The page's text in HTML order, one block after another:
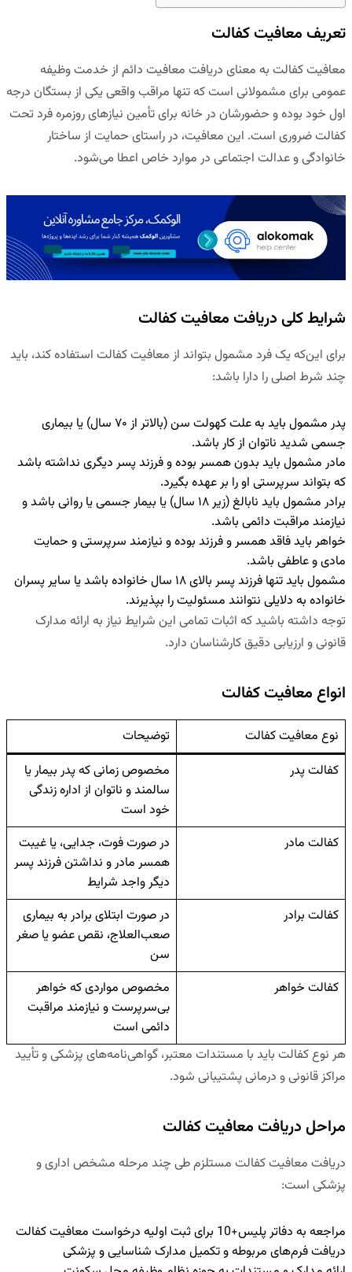
تعریف معافیت کفالت
معافیت کفالت به معنای دریافت معافیت دائم از خدمت وظیفه
عمومی برای مشمولانی است که تنها مراقب واقعی یکی از بستگان درجه
اول خود بوده و حضورشان در خانه برای تأمین نیازهای روزمره فرد تحت
کفالت ضروری است. این معافیت، در راستای حمایت از ساختار
خانوادگی و عدالت اجتماعی در موارد خاص اعطا می‌شود.
شرایط کلی دریافت معافیت کفالت
برای این‌که یک فرد مشمول بتواند از معافیت کفالت استفاده کند، باید
چند شرط اصلی را دارا باشد:
پدر مشمول باید به علت کهولت سن (بالاتر از ۷۰ سال) یا بیماری
جسمی شدید ناتوان از کار باشد.
مادر مشمول باید بدون همسر بوده و فرزند پسر دیگری نداشته باشد
که بتواند سرپرستی او را بر عهده بگیرد.
برادر مشمول باید نابالغ (زیر ۱۸ سال) یا بیمار جسمی یا روانی باشد و
نیازمند مراقبت دائمی باشد.
خواهر باید فاقد همسر و فرزند بوده و نیازمند سرپرستی و حمایت
مادی و عاطفی باشد.
مشمول باید تنها فرزند پسر بالای ۱۸ سال خانواده باشد یا سایر پسران
خانواده به دلایلی نتوانند مسئولیت را بپذیرند.
توجه داشته باشید که اثبات تمامی این شرایط نیاز به ارائه مدارک
قانونی و ارزیابی دقیق کارشناسان دارد.
انواع معافیت کفالت
نوع معافیت کفالت
توضیحات
کفالت پدر
مخصوص زمانی که پدر بیمار یا
سالمند و ناتوان از اداره زندگی
خود است
کفالت مادر
در صورت فوت، جدایی، یا غیبت
همسر مادر و نداشتن فرزند پسر
دیگر واجد شرایط
کفالت برادر
در صورت ابتلای برادر به بیماری
صعب‌العلاج، نقص عضو یا صغر
سن
کفالت خواهر
مخصوص مواردی که خواهر
بی‌سرپرست و نیازمند مراقبت
دائمی است
هر نوع کفالت باید با مستندات معتبر، گواهی‌نامه‌های پزشکی و تأیید
مراکز قانونی و درمانی پشتیبانی شود.
مراحل دریافت معافیت کفالت
دریافت معافیت کفالت مستلزم طی چند مرحله مشخص اداری و
پزشکی است:
مراجعه به دفاتر پلیس+10
برای ثبت اولیه درخواست معافیت کفالت
دریافت فرم‌های مربوطه و تکمیل مدارک شناسایی و پزشکی